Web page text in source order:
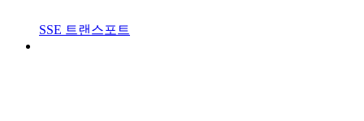
SSE 트랜스포트